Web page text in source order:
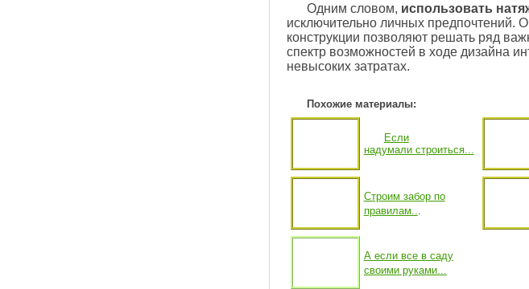
Одним словом, использовать
исключительно личных предпочтений.
конструкции позволяют решать ряд
спектр возможностей в ходе дизайна
невысоких затратах.
Похожие материалы:
Если
надумали строиться...
Строим забор по
правилам..
А если все в саду
своими руками...